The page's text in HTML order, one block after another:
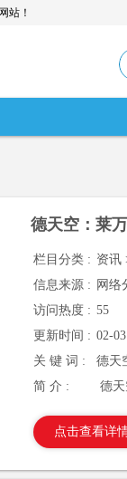
站！
德天空：莱
栏目分类 : 资讯
信息来源 : 网络
访问热度 : 55
更新时间 : 02-03
关 键 词 :
德天
简 介 :
德
点击查看详